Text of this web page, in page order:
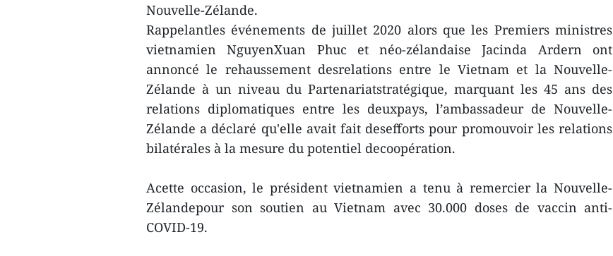
Nouvelle-Zélande.
Rappelantles événements de juillet 2020 alors que les Premiers ministres
vietnamien NguyenXuan Phuc et néo-zélandaise Jacinda Ardern ont
annoncé le rehaussement desrelations entre le Vietnam et la Nouvelle-
Zélande à un niveau du Partenariatstratégique, marquant les 45 ans des
relations diplomatiques entre les deuxpays, l’ambassadeur de Nouvelle-
Zélande a déclaré qu'elle avait fait desefforts pour promouvoir les relations
bilatérales à la mesure du potentiel decoopération.
Acette occasion, le président vietnamien a tenu à remercier la Nouvelle-
Zélandepour son soutien au Vietnam avec 30.000 doses de vaccin anti-
COVID-19.